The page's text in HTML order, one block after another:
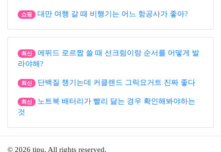
쇼핑 대만 여행 갈 때 비행기는 어느 항공사가 좋아?
최신
에뛰드 로르짭 쓸 때 선크림이랑 순서를 어떻게 발
라야해?
최신 단백질 챙기는데 커클랜드 그릭요거트 진짜 좋다
최신
노트북 배터리가 빨리 닳는 경우 확인해봐야하는
것
© 2026 tipu. All rights reserved.